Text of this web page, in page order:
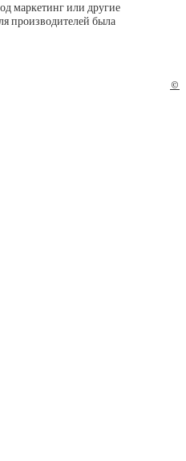
маркетинг или другие
производителей была
©